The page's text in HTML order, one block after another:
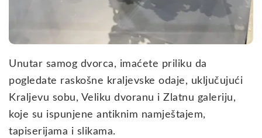
Unutar samog dvorca, imaćete priliku da
pogledate raskošne kraljevske odaje, uključujući
Kraljevu sobu, Veliku dvoranu i Zlatnu galeriju,
koje su ispunjene antiknim namještajem,
tapiserijama i slikama.